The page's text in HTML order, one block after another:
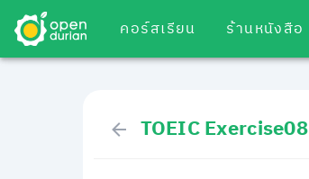
คอร์สเรียน ร้านหนังสือ
TOEIC Exercise08